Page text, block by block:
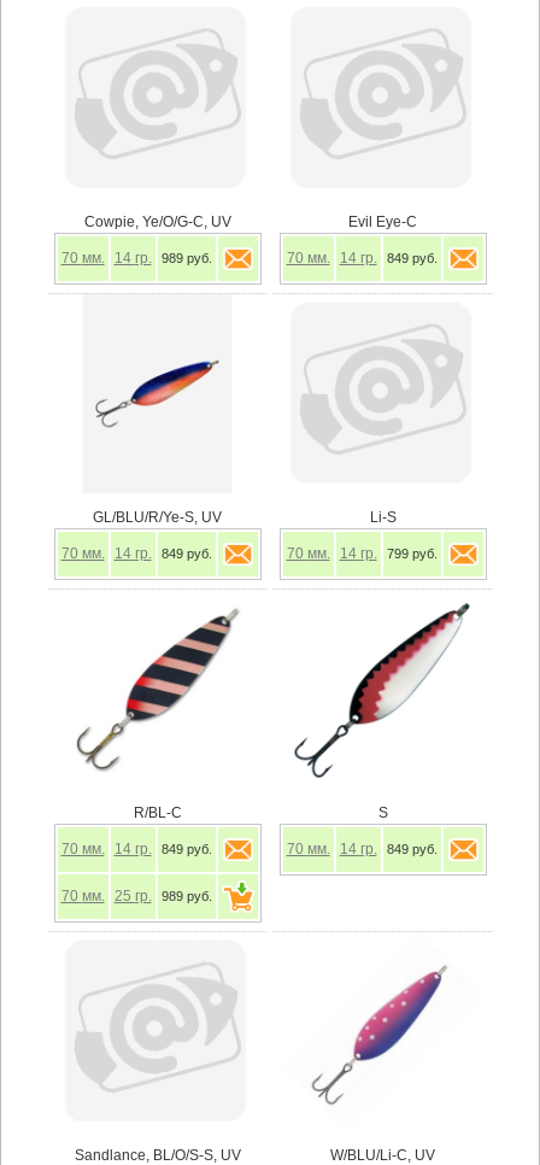
Cowpie, Ye/O/G-C, UV
70 мм. 14 гр. 989 руб.
Evil Eye-C
70 мм. 14 гр. 849 руб.
GL/BLU/R/Ye-S, UV
70 мм. 14 гр. 849 руб.
Li-S
70 мм. 14 гр. 799 руб.
R/BL-C
70 мм. 14 гр. 849 руб.
70 мм. 25 гр. 989 руб.
S
70 мм. 14 гр. 849 руб.
Sandlance, BL/O/S-S, UV W/BLU/Li-C, UV